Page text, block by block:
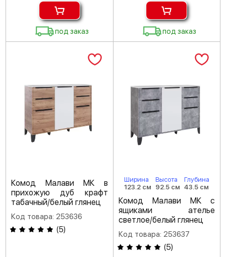
под заказ под заказ
Комод Малави МК в
прихожую дуб крафт
табачный/белый глянец
Код товара: 253636
(5)
Ширина
123.2 см
Высота
92.5 см
Глубина
43.5 см
Комод Малави МК с
ящиками ателье
светлое/белый глянец
Код товара: 253637
(5)